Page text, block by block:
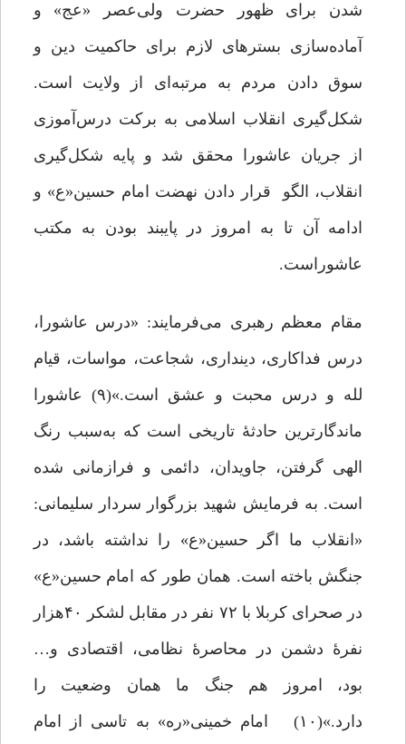
شدن برای ظهور حضرت ولی‌عصر «عج» و
آماده‌سازی بسترهای لازم برای حاکمیت دین و
سوق دادن مردم به مرتبه‌ای از ولایت است.
شکل‌گیری انقلاب اسلامی به برکت درس‌آموزی
از جریان عاشورا محقق شد و پایه شکل‌گیری
انقلاب، الگو قرار دادن نهضت امام حسین«ع» و
ادامه آن تا به امروز در پایبند بودن به مکتب
عاشوراست.
مقام معظم رهبری می‌فرمایند: «درس عاشورا،
درس فداکاری، دینداری، شجاعت، مواسات، قیام
لله و درس محبت و عشق است.»(۹) عاشورا
ماندگارترین حادثۀ تاریخی است که به‌سبب رنگ
الهی گرفتن، جاویدان، دائمی و فرازمانی شده
است. به فرمایش شهید بزرگوار سردار سلیمانی:
«انقلاب ما اگر حسین«ع» را نداشته باشد، در
جنگش باخته است. همان‌ طور که امام حسین«ع»
در صحرای کربلا با ۷۲ نفر در مقابل لشکر ۴۰هزار
نفرۀ دشمن در محاصرۀ نظامی، اقتصادی و…
بود، امروز هم جنگ ما همان وضعیت را
دارد.»(۱۰) امام خمینی«ره» به تاسی از امام